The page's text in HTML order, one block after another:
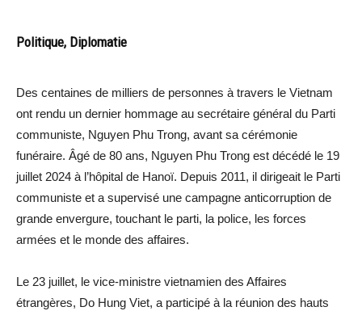
Politique, Diplomatie
Des centaines de milliers de personnes à travers le Vietnam
ont rendu un dernier hommage au secrétaire général du Parti
communiste, Nguyen Phu Trong, avant sa cérémonie
funéraire. Âgé de 80 ans, Nguyen Phu Trong est décédé le 19
juillet 2024 à l’hôpital de Hanoï. Depuis 2011, il dirigeait le Parti
communiste et a supervisé une campagne anticorruption de
grande envergure, touchant le parti, la police, les forces
armées et le monde des affaires.
Le 23 juillet, le vice-ministre vietnamien des Affaires
étrangères, Do Hung Viet, a participé à la réunion des hauts